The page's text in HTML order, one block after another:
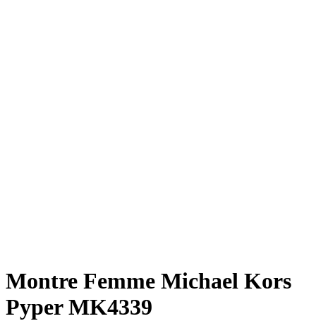
Montre Femme Michael Kors
Pyper MK4339